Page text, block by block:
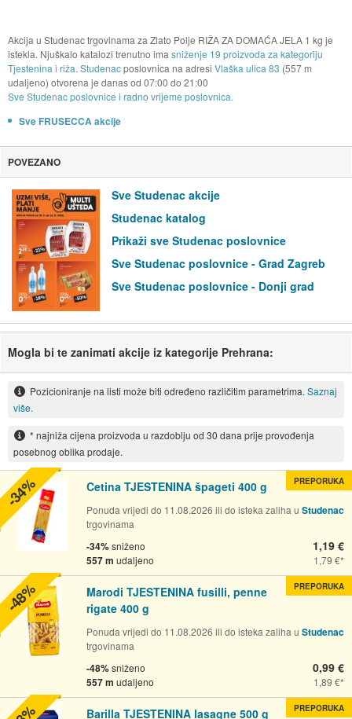
Akcija u Studenac trgovinama za Zlato Polje RIŽA ZA DOMAĆA JELA 1 kg je
istekla. Njuškalo katalozi trenutno ima sniženje 19 proizvoda za kategoriju
Tjestenina i riža. Studenacposlovnica na adresi Vlaška ulica 83 (557 m
udaljeno) otvorena je danas od 07:00 do 21:00
Sve Studenac poslovnice i radno vrijeme poslovnica.
Sve FRUSECCA akcije
POVEZANO
Sve Studenac akcije
Studenac katalog
Prikaži sve Studenac poslovnice
Sve Studenac poslovnice - Grad Zagreb
Sve Studenac poslovnice - Donji grad
Mogla bi te zanimati akcije iz kategorije Prehrana:
Pozicioniranje na listi može biti određeno različitim parametrima. Saznaj
više.
* najniža cijena proizvoda u razdoblju od 30 dana prije provođenja
posebnog oblika prodaje.
Cetina TJESTENINA špageti 400 g
Ponuda vrijedi do 11.08.2026 ili do isteka zaliha u Studenac
trgovinama
-34%sniženo
557 m udaljeno
1,19 €
1,79 €
PREPORUKA
-34%
Marodi TJESTENINA fusilli, penne
rigate 400 g
Ponuda vrijedi do 11.08.2026 ili do isteka zaliha u Studenac
trgovinama
-48%sniženo
557 m udaljeno
0,99 €
1,89 €
PREPORUKA
-48%
Barilla TJESTENINA lasagne 500 g PREPORUKA